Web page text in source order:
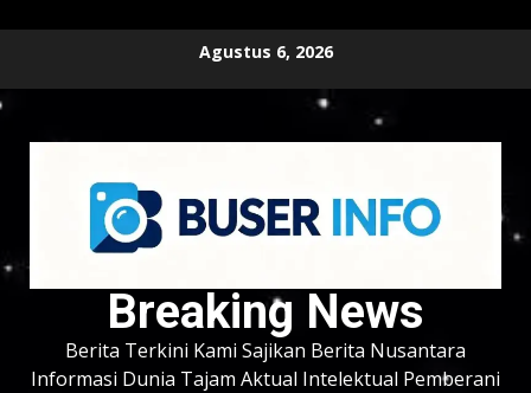
content
Agustus 6, 2026
Breaking News
Berita Terkini Kami Sajikan Berita Nusantara
Informasi Dunia Tajam Aktual Intelektual Pemberani